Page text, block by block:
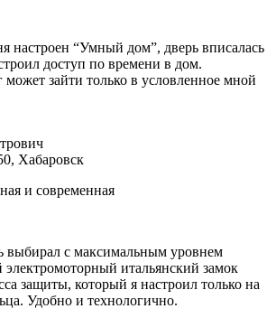
настроен “Умный дом”, дверь вписалась
доступ по времени в дом.
зайти только в условленное мной
Хабаровск
и современная
выбирал с максимальным уровнем
электромоторный итальянский замок
защиты, который я настроил только на
Удобно и технологично.